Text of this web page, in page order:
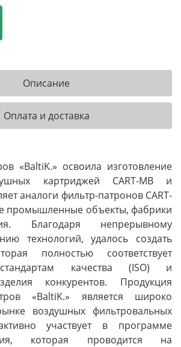
Описание
Оплата и доставка
«BaltiK.» освоила изготовление
картриджей CART-MB и
аналоги фильтр-патронов CART-
промышленные объекты, фабрики
Благодаря непрерывному
технологий, удалось создать
полностью соответствует
качества (ISO) и
конкурентов. Продукция
«BaltiK.» является широко
воздушных фильтровальных
участвует в программе
которая проводится на